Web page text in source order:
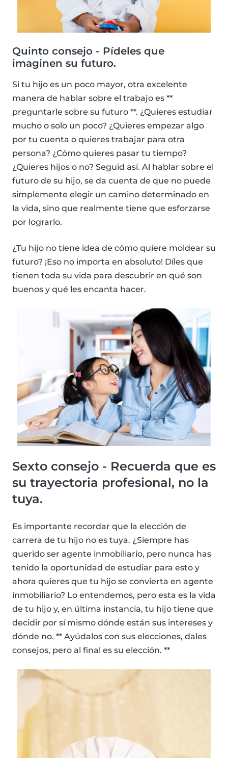
Quinto consejo - Pídeles que
imaginen su futuro.
Si tu hijo es un poco mayor, otra excelente
manera de hablar sobre el trabajo es **
preguntarle sobre su futuro **. ¿Quieres estudiar
mucho o solo un poco? ¿Quieres empezar algo
por tu cuenta o quieres trabajar para otra
persona? ¿Cómo quieres pasar tu tiempo?
¿Quieres hijos o no? Seguid así. Al hablar sobre el
futuro de su hijo, se da cuenta de que no puede
simplemente elegir un camino determinado en
la vida, sino que realmente tiene que esforzarse
por lograrlo.
¿Tu hijo no tiene idea de cómo quiere moldear su
futuro? ¡Eso no importa en absoluto! Díles que
tienen toda su vida para descubrir en qué son
buenos y qué les encanta hacer.
Sexto consejo - Recuerda que es
su trayectoria profesional, no la
tuya.
Es importante recordar que la elección de
carrera de tu hijo no es tuya. ¿Siempre has
querido ser agente inmobiliario, pero nunca has
tenido la oportunidad de estudiar para esto y
ahora quieres que tu hijo se convierta en agente
inmobiliario? Lo entendemos, pero esta es la vida
de tu hijo y, en última instancia, tu hijo tiene que
decidir por sí mismo dónde están sus intereses y
dónde no. ** Ayúdalos con sus elecciones, dales
consejos, pero al final es su elección. **